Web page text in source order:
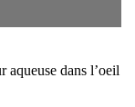
dans l’oeil